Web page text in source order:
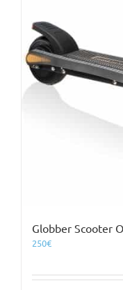
Globber Scooter
250€